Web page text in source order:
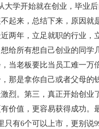
大学开始就在创业，毕业
起来，总结下来，原因
两年，立足就职的行业
给所有想自己创业的同学
当老板要比当员工难一
那是拿你自己或者父母的
烈。第三，真正开始创
价值，更容易获得成功
只有6个可以上市，更别说